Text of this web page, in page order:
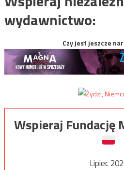
wydawnictwo:
Czy jest jeszcze
Wspieraj Fundację
Lipiec